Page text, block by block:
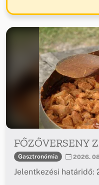
FŐZŐVERSENY
Gasztronómia 2026.
Jelentkezési határidő: